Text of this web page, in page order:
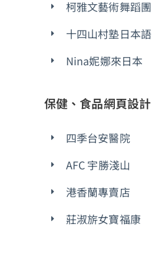
柯雅文藝術舞蹈團
十四山村塾日本語
Nina妮娜來日本
保健、食品網頁設計
四季台安醫院
AFC 宇勝淺山
港香蘭專賣店
莊淑旂女寶福康